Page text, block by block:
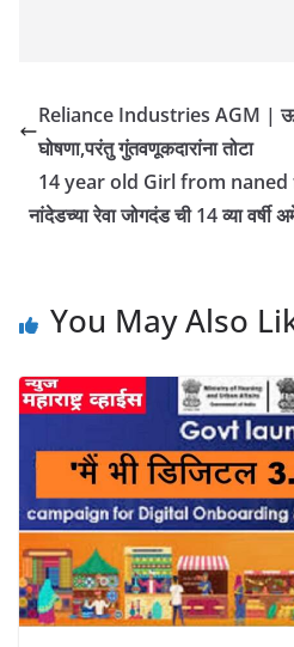
Reliance Industries AGM | ऊर्जा
घोषणा,परंतु गुंतवणूकदारांना तोटा
14 year old Girl from
नांदेडच्या रेवा जोगदंड ची 14 व्या
You May Also